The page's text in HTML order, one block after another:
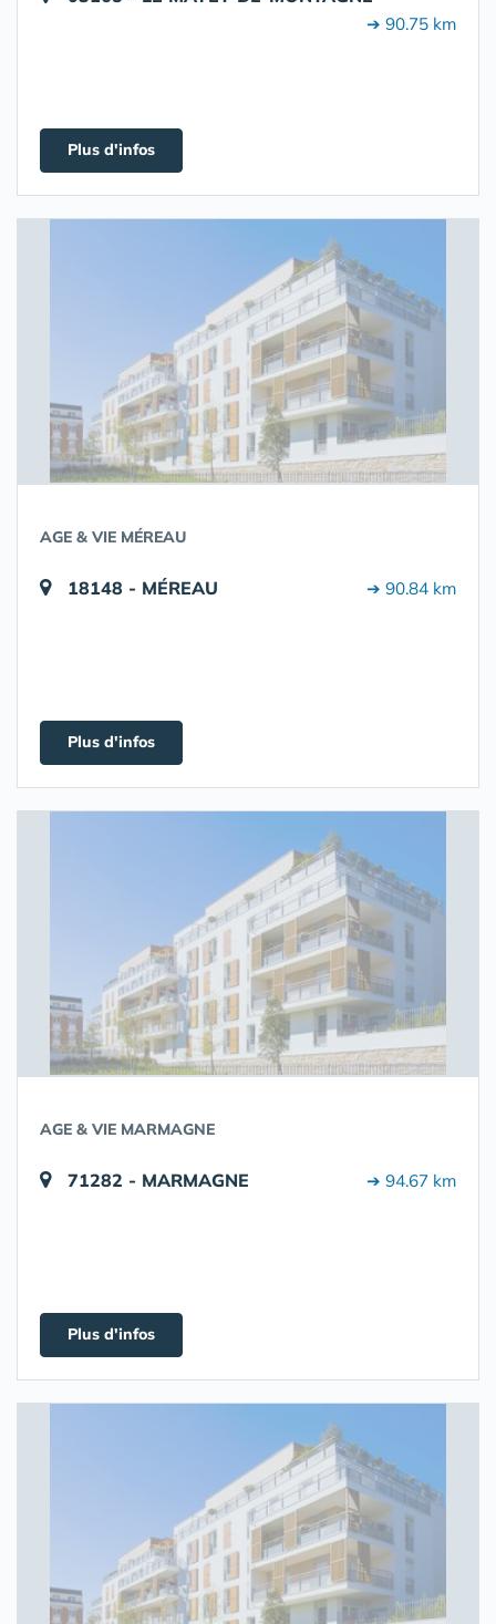
➔ 90.75 km
Plus d'infos
AGE & VIE MÉREAU
18148 - MÉREAU ➔ 90.84 km
Plus d'infos
AGE & VIE MARMAGNE
71282 - MARMAGNE ➔ 94.67 km
Plus d'infos